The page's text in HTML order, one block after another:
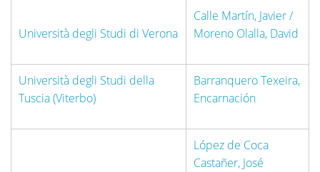
Università degli Studi di Verona
Calle Martín, Javier /
Moreno Olalla, David
Università degli Studi della
Tuscia (Viterbo)
Barranquero Texeira,
Encarnación
López de Coca
Castañer, José